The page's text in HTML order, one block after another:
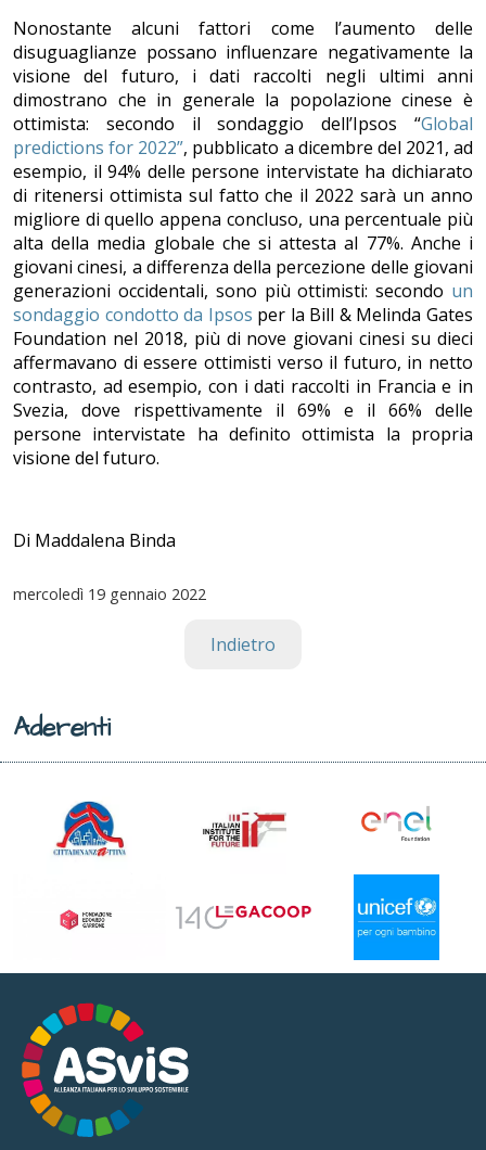
Nonostante alcuni fattori come l’aumento delle
disuguaglianze possano influenzare negativamente la
visione del futuro, i dati raccolti negli ultimi anni
dimostrano che in generale la popolazione cinese è
ottimista: secondo il sondaggio dell’Ipsos “Global
predictions for 2022”, pubblicato a dicembre del 2021, ad
esempio, il 94% delle persone intervistate ha dichiarato
di ritenersi ottimista sul fatto che il 2022 sarà un anno
migliore di quello appena concluso, una percentuale più
alta della media globale che si attesta al 77%. Anche i
giovani cinesi, a differenza della percezione delle giovani
generazioni occidentali, sono più ottimisti: secondo un
sondaggio condotto da Ipsos per la Bill & Melinda Gates
Foundation nel 2018, più di nove giovani cinesi su dieci
affermavano di essere ottimisti verso il futuro, in netto
contrasto, ad esempio, con i dati raccolti in Francia e in
Svezia, dove rispettivamente il 69% e il 66% delle
persone intervistate ha definito ottimista la propria
visione del futuro.
Di Maddalena Binda
mercoledì 19 gennaio 2022
Indietro
Aderenti